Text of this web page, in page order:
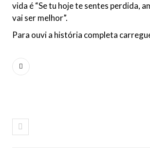
vida é “Se tu hoje te sentes perdida,
vai ser melhor”.
Para ouvi a história completa